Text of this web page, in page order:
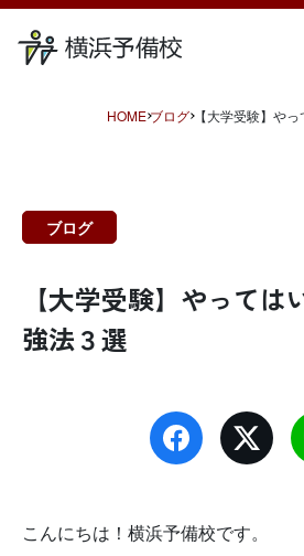
HOME ブログ 【大学受験】や
ブログ
【大学受験】やって
強法３選
こんにちは！横浜予備校です。